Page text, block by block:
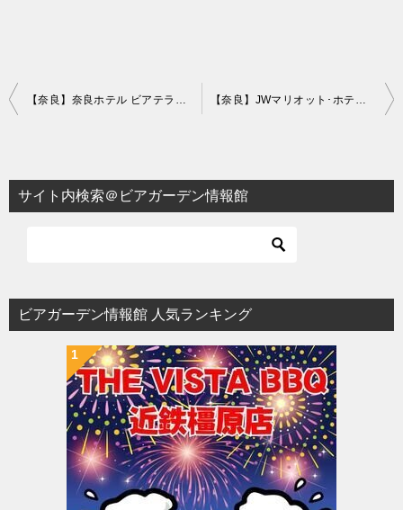
投
ビ
ゲ
ョ
ン
サイト内検索＠ビアガーデン情報館
ビアガーデン情報館 人気ランキング